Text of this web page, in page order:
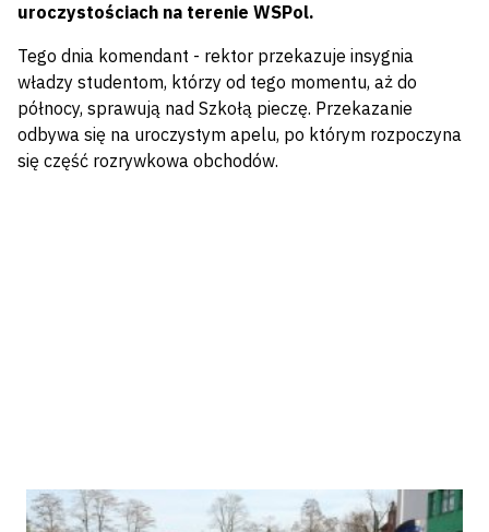
uroczystościach na terenie WSPol.
Tego dnia komendant - rektor przekazuje insygnia
władzy studentom, którzy od tego momentu, aż do
północy, sprawują nad Szkołą pieczę. Przekazanie
odbywa się na uroczystym apelu, po którym rozpoczyna
się część rozrywkowa obchodów.